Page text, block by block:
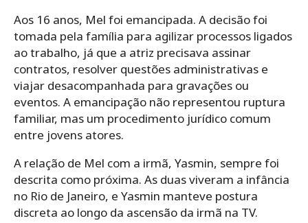
Aos 16 anos, Mel foi emancipada. A decisão foi
tomada pela família para agilizar processos ligados
ao trabalho, já que a atriz precisava assinar
contratos, resolver questões administrativas e
viajar desacompanhada para gravações ou
eventos. A emancipação não representou ruptura
familiar, mas um procedimento jurídico comum
entre jovens atores.
A relação de Mel com a irmã, Yasmin, sempre foi
descrita como próxima. As duas viveram a infância
no Rio de Janeiro, e Yasmin manteve postura
discreta ao longo da ascensão da irmã na TV.